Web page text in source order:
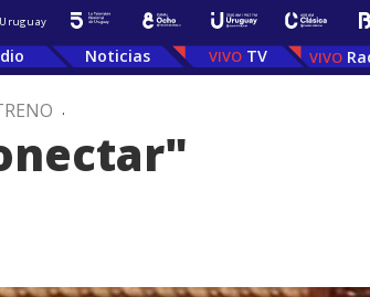
Noticias TV
.